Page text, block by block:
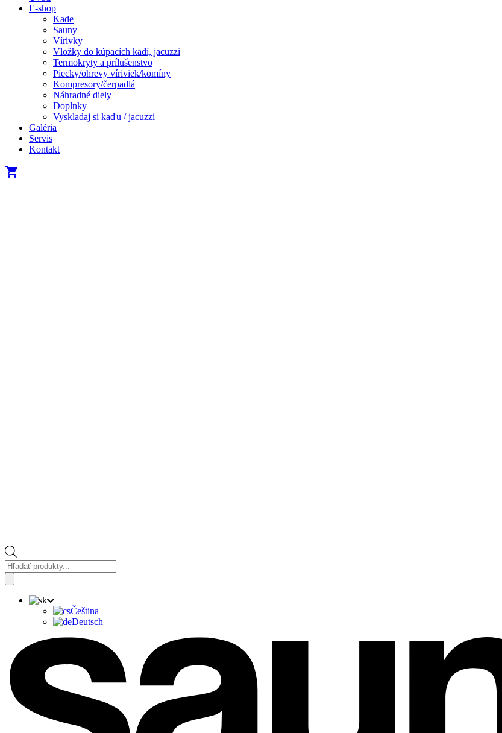
E-shop
Kade
Sauny
Vírivky
Vložky do kúpacích kadí, jacuzzi
Termokryty a prílušenstvo
Piecky/ohrevy víriviek/komíny
Kompresory/čerpadlá
Náhradné diely
Doplnky
Vyskladaj si kaďu / jacuzzi
Galéria
Servis
Kontakt
Vyhľadávanie
produktov
Čeština
Deutsch